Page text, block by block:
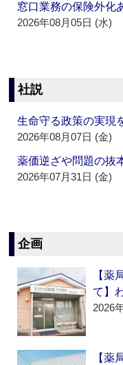
窓口業務の保険外化
2026年08月05日 (水)
社説
生命守る政策の実現
2026年08月07日 (金)
薬価逆ざや問題の抜
2026年07月31日 (金)
企画
【薬
て】
2026
【薬